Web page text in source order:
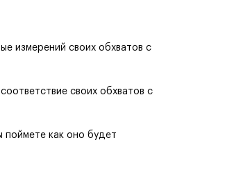
измерений своих обхватов с
своих обхватов с
поймете как оно будет